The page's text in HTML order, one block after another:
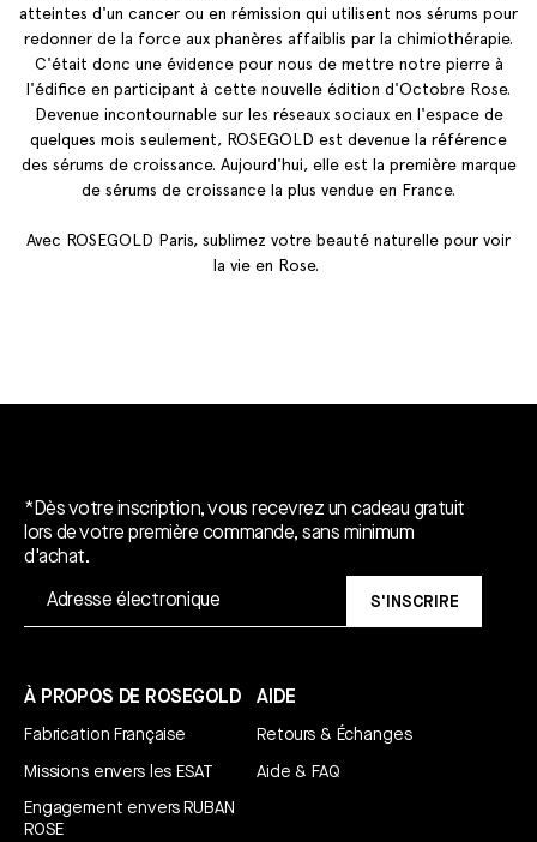
atteintes d'un cancer ou en rémission qui utilisent nos sérums pour
redonner de la force aux phanères affaiblis par la chimiothérapie.
C'était donc une évidence pour nous de mettre notre pierre à
l'édifice en participant à cette nouvelle édition d'Octobre Rose.
Devenue incontournable sur les réseaux sociaux en l'espace de
quelques mois seulement, ROSEGOLD est devenue la référence
des sérums de croissance. Aujourd'hui, elle est la première marque
de sérums de croissance la plus vendue en France.
Avec ROSEGOLD Paris, sublimez votre beauté naturelle pour voir
la vie en Rose.
*Dès votre inscription, vous recevrez un cadeau gratuit
lors de votre première commande, sans minimum
d'achat.
S'INSCRIRE
À PROPOS DE ROSEGOLD
Fabrication Française
Missions envers les ESAT
Engagement envers RUBAN
ROSE
AIDE
Retours & Échanges
Aide & FAQ